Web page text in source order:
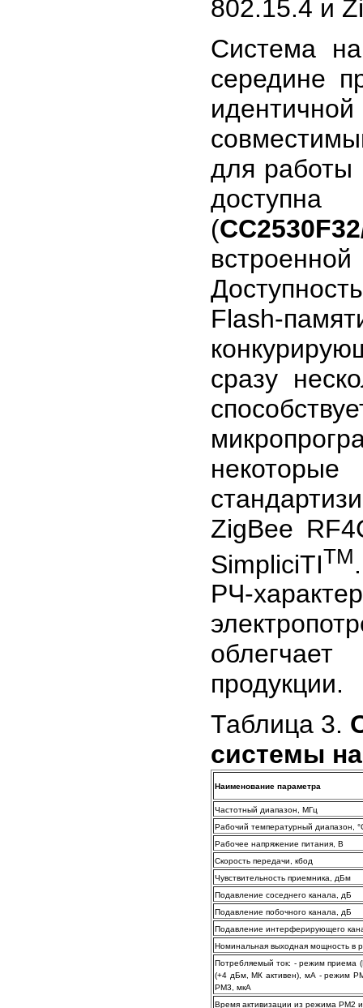
802.15.4 и
Система
середине
для работы
(
Flash-
сразу
ZigBee
SimpliciTITM
РЧ-
продукции.
Таблица 3.
системы
Наименование параметра
Частотный диапазон, МГц
Рабочий температурный диапазон,
Рабочее напряжение питания, В
Скорость передачи, кбод
Чувствительность приемника, дБм
Подавление соседнего канала, дБ
Подавление побочного канала, дБ
Подавление интерферирующего
Номинальная выходная мощность в
Потребляемый ток: - режим приема
(+4 дБм, МК активен), мА - режим
PM3, мкА
Время активизации из режима PM2